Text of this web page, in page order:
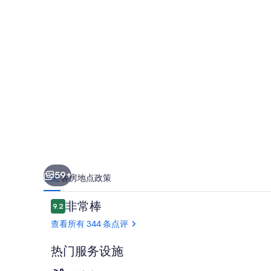
59+
概述客房地点政策
点
评
9.29.2/10
非常棒
查看所有 344 条点评
热门服务设施